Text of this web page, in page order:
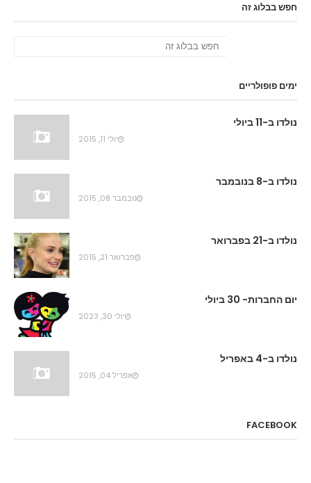
חפש בבלוג זה
ימים פופולריים
נולדו ב-11 ביולי
יולי 11, 2015
נולדו ב-8 בנובמבר
נובמבר 08, 2015
נולדו ב-21 בפברואר
פברואר 21, 2015
יום החברות- 30 ביולי
יולי 30, 2023
נולדו ב-4 באפריל
אפריל 04, 2015
FACEBOOK